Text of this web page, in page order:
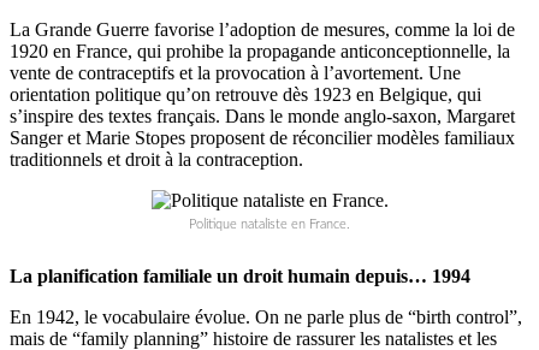
La Grande Guerre favorise l’adoption de mesures, comme la loi de
1920 en France, qui prohibe la propagande anticonceptionnelle, la
vente de contraceptifs et la provocation à l’avortement. Une
orientation politique qu’on retrouve dès 1923 en Belgique, qui
s’inspire des textes français. Dans le monde anglo-saxon, Margaret
Sanger et Marie Stopes proposent de réconcilier modèles familiaux
traditionnels et droit à la contraception.
Politique nataliste en France.
La planification familiale un droit humain depuis… 1994
En 1942, le vocabulaire évolue. On ne parle plus de “birth control”,
mais de “family planning” histoire de rassurer les natalistes et les